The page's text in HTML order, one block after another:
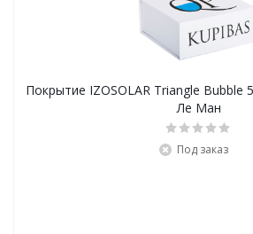
Покрытие IZOSOLAR Triangle Bubble
Ле Ман
Под заказ